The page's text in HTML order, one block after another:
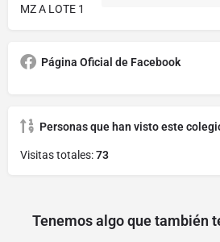
MZ A LOTE 1
Página Oficial de Facebook
Personas que han visto este
Visitas totales:73
Tenemos algo que también